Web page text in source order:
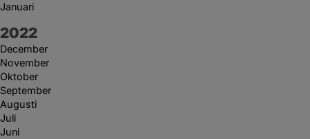
Januari
År:
2022
December
November
Oktober
September
Augusti
Juli
Juni